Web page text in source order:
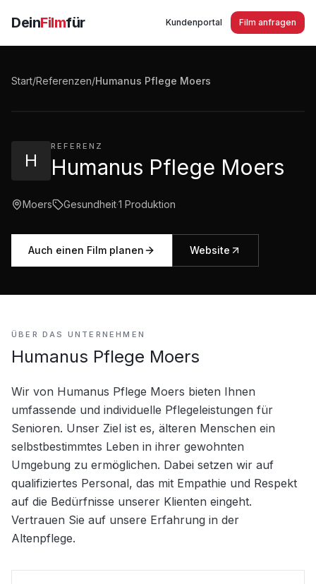
DeinFilmfür Kundenportal Film anfragen
Start/Referenzen/Humanus Pflege Moers
H
REFERENZ
Humanus Pflege Moers
Moers Gesundheit·1 Produktion
Auch einen Film planen Website
Altenpflege - Pflegedienst
ÜBER DAS UNTERNEHMEN
Humanus Pflege Moers
Wir von Humanus Pflege Moers bieten Ihnen
umfassende und individuelle Pflegeleistungen für
Senioren. Unser Ziel ist es, älteren Menschen ein
selbstbestimmtes Leben in ihrer gewohnten
Umgebung zu ermöglichen. Dabei setzen wir auf
qualifiziertes Personal, das mit Empathie und Respekt
auf die Bedürfnisse unserer Klienten eingeht.
Vertrauen Sie auf unsere Erfahrung in der
Altenpflege.